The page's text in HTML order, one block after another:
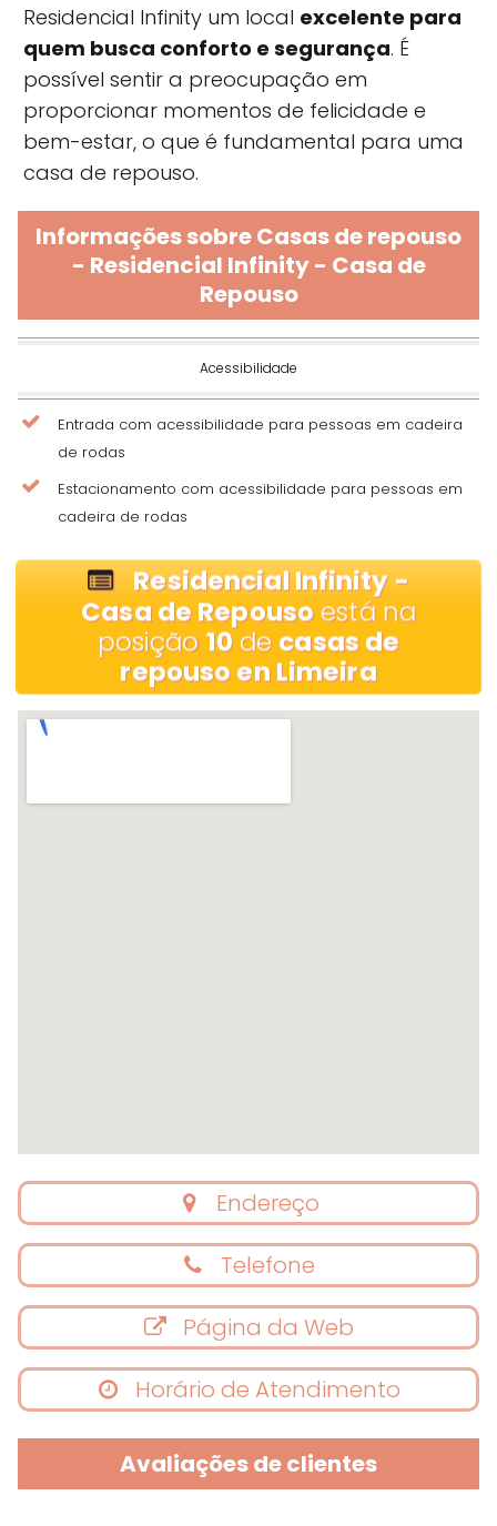
Residencial Infinity um local excelente para
quem busca conforto e segurança. É
possível sentir a preocupação em
proporcionar momentos de felicidade e
bem-estar, o que é fundamental para uma
casa de repouso.
Informações sobre Casas de repouso
- Residencial Infinity - Casa de
Repouso
Acessibilidade
Entrada com acessibilidade para pessoas em cadeira
de rodas
Estacionamento com acessibilidade para pessoas em
cadeira de rodas
Residencial Infinity -
Casa de Repousoestá na
posição10de casas de
repouso en Limeira
Endereço
Telefone
Página da Web
Horário de Atendimento
Avaliações de clientes